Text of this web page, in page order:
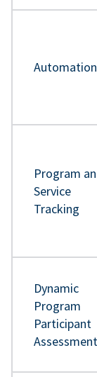
Automation
Program
Service
Tracking
Dynamic
Program
Participant